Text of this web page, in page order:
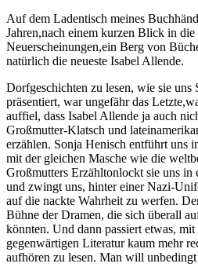
Auf dem Ladentisch meines
Jahren,nach einem kurzen Blick in die
Neuerscheinungen,ein Berg von
natürlich die neueste Isabel Allende.
Dorfgeschichten zu lesen, wie sie
präsentiert, war ungefähr das
auffiel, dass Isabel Allende ja auch
Großmutter-Klatsch und
erzählen. Sonja Henisch entführt uns
mit der gleichen Masche wie die
Großmutters Erzähltonlockt sie uns in
und zwingt uns, hinter einer Nazi-
auf die nackte Wahrheit zu werfen.
Bühne der Dramen, die sich überall
könnten. Und dann passiert etwas,
gegenwärtigen Literatur kaum mehr
aufhören zu lesen. Man will